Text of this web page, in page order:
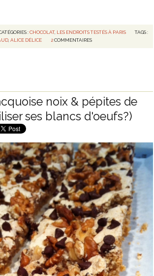
:CHOCOLAT, LES ENDROITS TESTÉS À PARIS
TAGS :
,ALICE DÉLICE 2 COMMENTAIRES
noix & pépites de
ses blancs d'oeufs?)